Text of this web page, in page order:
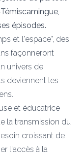
épisodes.
et l'espace", des
façonneront
univers de
deviennent les
et éducatrice
la transmission du
croissant de
l'accès à la